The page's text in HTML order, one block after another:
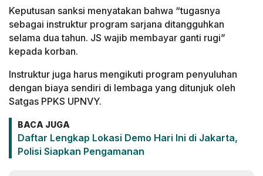
Keputusan sanksi menyatakan bahwa “tugasnya
sebagai instruktur program sarjana ditangguhkan
selama dua tahun. JS wajib membayar ganti rugi”
kepada korban.
Instruktur juga harus mengikuti program penyuluhan
dengan biaya sendiri di lembaga yang ditunjuk oleh
Satgas PPKS UPNVY.
BACA JUGA
Daftar Lengkap Lokasi Demo Hari Ini di Jakarta,
Polisi Siapkan Pengamanan